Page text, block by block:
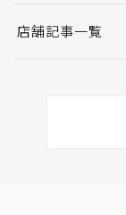
店舗記事一覧